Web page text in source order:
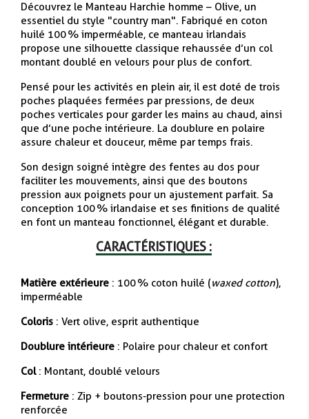
Découvrez le Manteau Harchie homme – Olive, un
essentiel du style "country man". Fabriqué en coton
huilé 100 % imperméable, ce manteau irlandais
propose une silhouette classique rehaussée d’un col
montant doublé en velours pour plus de confort.
Pensé pour les activités en plein air, il est doté de trois
poches plaquées fermées par pressions, de deux
poches verticales pour garder les mains au chaud, ainsi
que d’une poche intérieure. La doublure en polaire
assure chaleur et douceur, même par temps frais.
Son design soigné intègre des fentes au dos pour
faciliter les mouvements, ainsi que des boutons
pression aux poignets pour un ajustement parfait. Sa
conception 100 % irlandaise et ses finitions de qualité
en font un manteau fonctionnel, élégant et durable.
CARACTÉRISTIQUES :
Matière extérieure : 100 % coton huilé (waxed cotton),
imperméable
Coloris : Vert olive, esprit authentique
Doublure intérieure : Polaire pour chaleur et confort
Col: Montant, doublé velours
Fermeture : Zip + boutons-pression pour une protection
renforcée